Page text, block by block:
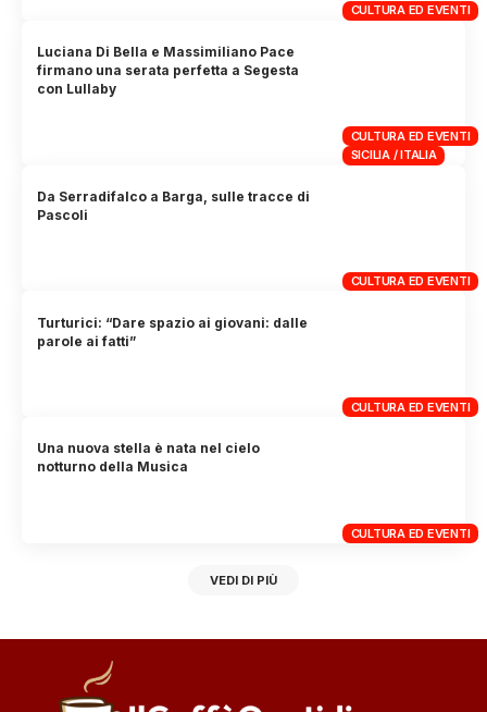
CULTURA ED EVENTI
CULTURA ED EVENTI
SICILIA / ITALIA
Luciana Di Bella e Massimiliano Pace
firmano una serata perfetta a Segesta
con Lullaby
CULTURA ED EVENTI
Da Serradifalco a Barga, sulle tracce di
Pascoli
CULTURA ED EVENTI
Turturici: “Dare spazio ai giovani: dalle
parole ai fatti”
CULTURA ED EVENTI
Una nuova stella è nata nel cielo
notturno della Musica
VEDI DI PIÙ